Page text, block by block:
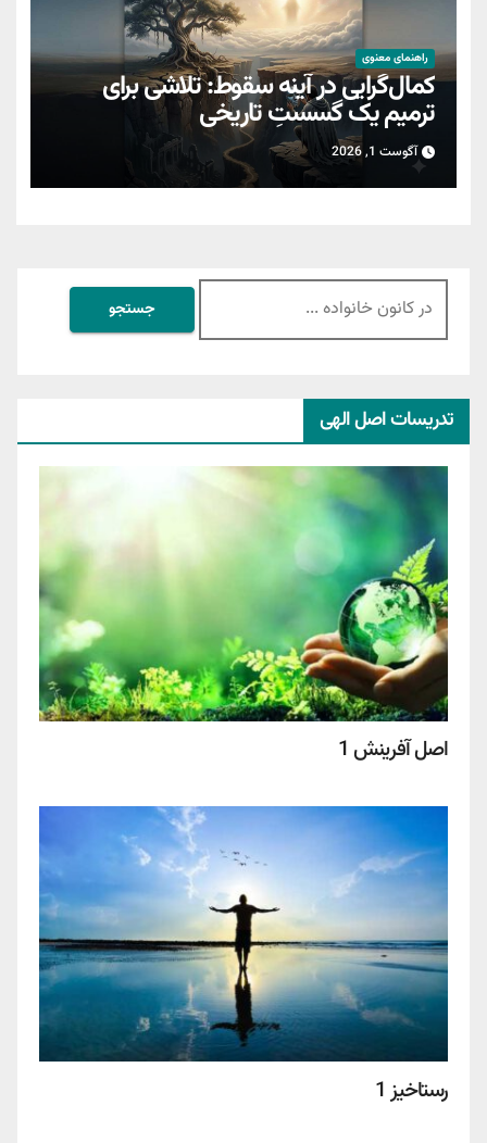
راهنمای معنوی
کمال‌گرایی در آینه سقوط: تلاشی برای
ترمیمِ یک گسستِ تاریخی
آگوست 1, 2026
جستجو
برای:
تدریسات اصل الهی
اصل آفرینش 1
رستاخیز 1